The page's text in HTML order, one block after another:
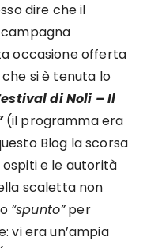
dire che il
occasione offerta
si è tenuta lo
di Noli – Il
(il programma era
Blog la scorsa
e le autorità
scaletta non
“spunto”per
vi era un’ampia